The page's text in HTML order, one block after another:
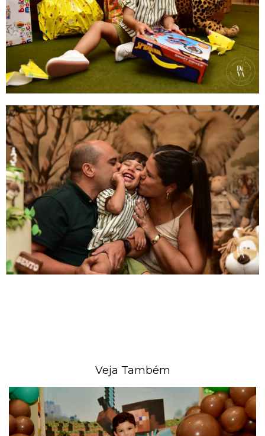
Veja Também